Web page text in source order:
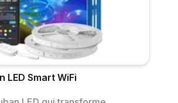
LED Smart WiFi